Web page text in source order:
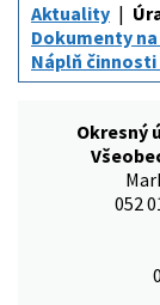
Aktuality
Dokumenty
Náplň
Okresný
052